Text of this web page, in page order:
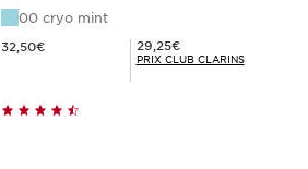
00 cryo mint
32,50€ Prix Club Clarins 29,25€
29,25€
PRIX CLUB CLARINS